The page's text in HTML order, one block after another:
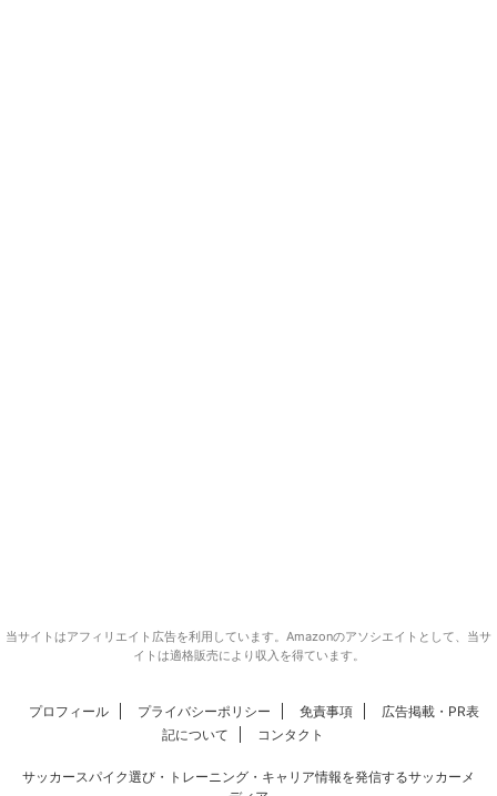
当サイトはアフィリエイト広告を利用しています。Amazonのアソシエイトとして、当サ
イトは適格販売により収入を得ています。
プロフィール プライバシーポリシー 免責事項
広告掲載・PR表
記について
コンタクト
サッカースパイク選び・トレーニング・キャリア情報を発信するサッカーメ